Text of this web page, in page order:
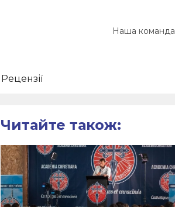
Наша команда
Рецензії
Читайте також: